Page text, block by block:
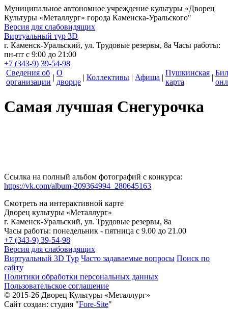
Муниципальное автономное учреждение культуры «Дворец
Культуры «Металлург» города Каменска-Уральского"
Версия для слабовидящих
Виртуальный тур 3D
г. Каменск-Уральский, ул. Трудовые резервы, 8а Часы работы:
пн-пт с 9:00 до 21:00
+7 (343-9) 39-54-98
Сведения об
организации
|
О
дворце
| Коллективы | Афиша |
Пушкинская
карта
|
Самая лучшая Снегурочка
Ссылка на полный альбом фотографий с конкурса:
https://vk.com/album-209364994_280645163
Смотреть на интерактивной карте
Дворец культуры «Металлург»
г. Каменск-Уральский, ул. Трудовые резервы, 8а
Часы работы: понедельник - пятница с 9.00 до 21.00
+7 (343-9) 39-54-98
Версия для слабовидящих
Виртуальный 3D Тур Часто задаваемые вопросы Поиск по
сайту
Политики обработки персональных данных
Пользовательское соглашение
© 2015-26 Дворец Культуры «Металлург»
Сайт создан: студия "Fore-Site"